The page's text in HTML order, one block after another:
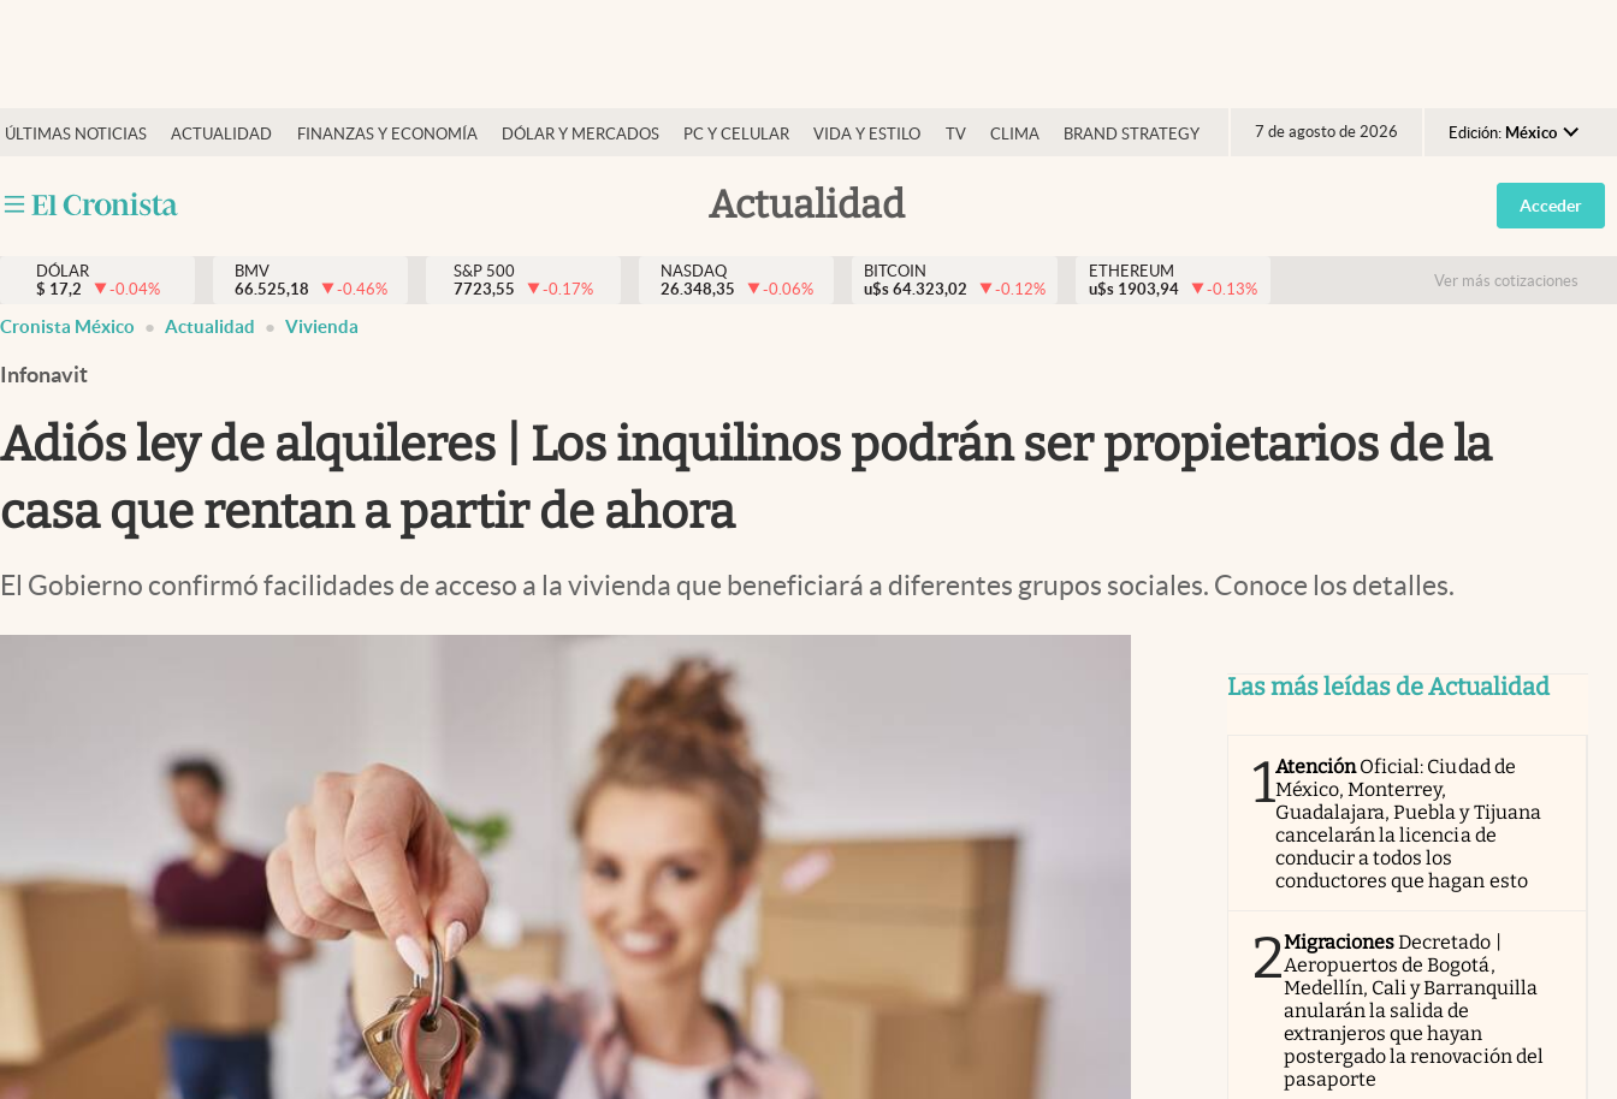
ÚLTIMAS NOTICIAS ACTUALIDAD FINANZAS Y ECONOMÍA DÓLAR Y MERCADOS PC Y CELULAR VIDA Y ESTILO TV CLIMA BRAND STRATEGY 7 de agosto de 2026 Edición: México
Argentina
España
USA
Actualidad
Actualidad
Internacionales
Opinión
Brand Strategy
Vida y estilo
Tv
Espiritualidad
Acceder
DÓLAR
$ 17,2 -0.04%
BMV
66.525,18
-0.46%
S&P 500
7723,55
-0.17%
NASDAQ
26.348,35
-0.06%
BITCOIN
u$s 64.323,02 -0.12%
ETHEREUM
u$s 1903,94 -0.13% Ver más cotizaciones
Cronista México Actualidad Vivienda
Infonavit
Adiós ley de alquileres | Los inquilinos podrán ser propietarios de la
casa que rentan a partir de ahora
El Gobierno confirmó facilidades de acceso a la vivienda que beneficiará a diferentes grupos sociales. Conoce los detalles.
Las más leídas de Actualidad
1AtenciónOficial: Ciudad de
México, Monterrey,
Guadalajara, Puebla y Tijuana
cancelarán la licencia de
conducir a todos los
conductores que hagan esto
2MigracionesDecretado |
Aeropuertos de Bogotá,
Medellín, Cali y Barranquilla
anularán la salida de
extranjeros que hayan
postergado la renovación del
pasaporte